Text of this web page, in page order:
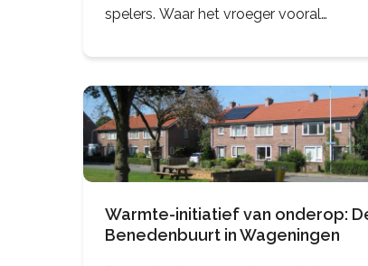
spelers. Waar het vroeger vooral
organisaties die
Warmte-initiatief van onderop:
Benedenbuurt in Wageningen